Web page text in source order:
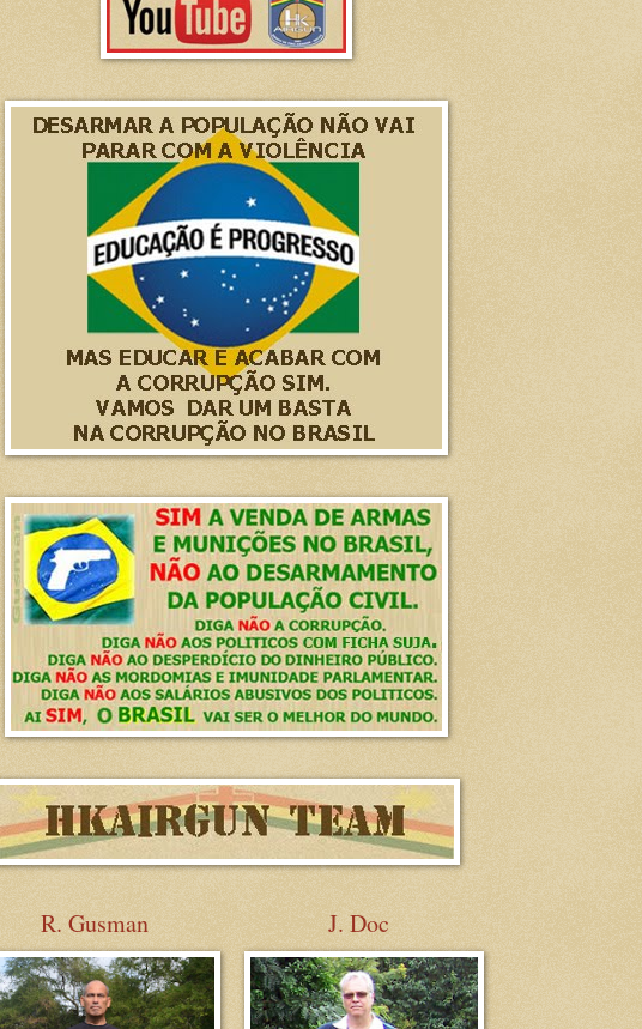
R. Gusman J. Doc